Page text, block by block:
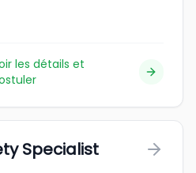
les détails et
Specialist